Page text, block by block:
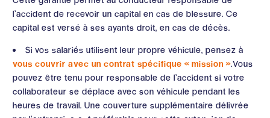
l’accident de recevoir un capital en cas de blessure. Ce
capital est versé à ses ayants droit, en cas de décès.
Si vos salariés utilisent leur propre véhicule, pensez à
vous couvrir avec un contrat spécifique « mission ».Vous
pouvez être tenu pour responsable de l’accident si votre
collaborateur se déplace avec son véhicule pendant les
heures de travail. Une couverture supplémentaire délivrée